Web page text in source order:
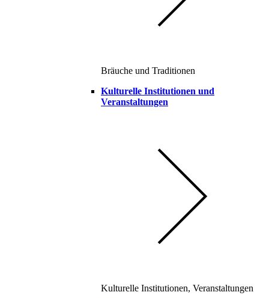
Bräuche und Traditionen
Kulturelle Institutionen und
Veranstaltungen
Kulturelle Institutionen, Veranstaltungen